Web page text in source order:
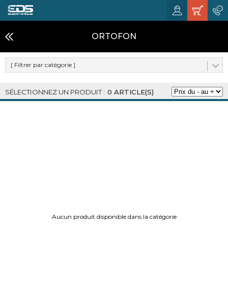
ORTOFON
[ Filtrer par catégorie ]
0 ARTICLE(S)
Aucun produit disponible dans la catégorie